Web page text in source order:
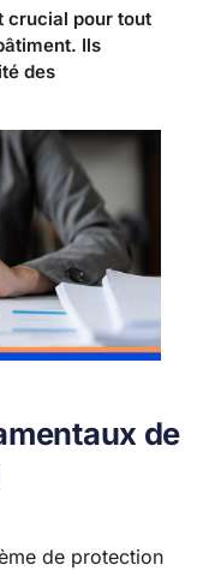
crucial pour tout
Ils
des
de
de protection